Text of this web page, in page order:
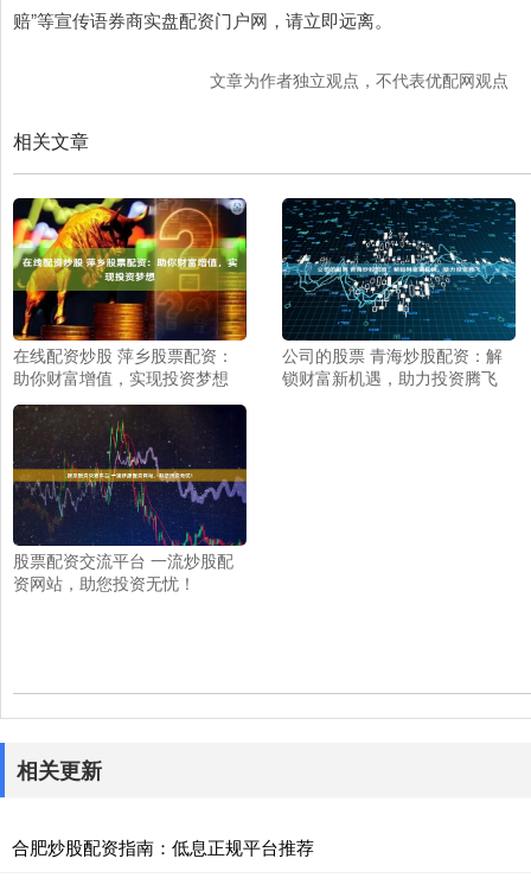
赔”等宣传语券商实盘配资门户网，请立即远离。
文章为作者独立观点，不代表优配网观点
相关文章
在线配资炒股 萍乡股票配资：
助你财富增值，实现投资梦想
公司的股票 青海炒股配资：解
锁财富新机遇，助力投资腾飞
股票配资交流平台 一流炒股配
资网站，助您投资无忧！
相关更新
合肥炒股配资指南：低息正规平台推荐